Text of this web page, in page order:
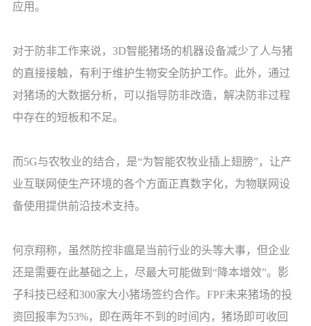
应用。
对于防非工作来说，3D智能猪场的机器设备减少了人与猪
的直接接触，有利于维护生物安全防护工作。此外，通过
对猪场的大数据分析，可以指导防非改造，解决防非过程
中存在的短板和不足。
而5G与农牧业的结合，是“为智能农牧业插上翅膀”，让产
业互联网使生产环境的各个方面正真数字化，为物联网设
备使用提供前沿技术支持。
何京翔称，虽然防控非瘟是当前行业的头等大事，但企业
还是需要在此基础之上，尽最大可能做到“降本增效”。影
子科技已经和300家大小猪场签约合作。FPF未来猪场的投
资回报率为53%，即在两年不到的时间内，猪场即可收回